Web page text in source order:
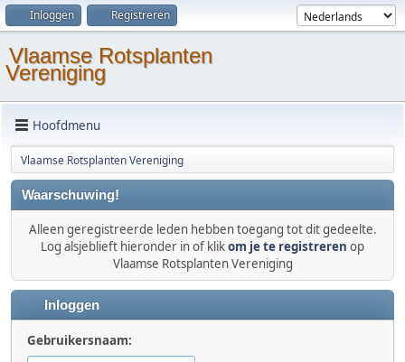
Inloggen Registreren
Vlaamse Rotsplanten
Vereniging
Hoofdmenu
Vlaamse Rotsplanten Vereniging
Waarschuwing!
Alleen geregistreerde leden hebben toegang tot dit gedeelte.
Log alsjeblieft hieronder in of klikom je te registreren op
Vlaamse Rotsplanten Vereniging
Inloggen
Gebruikersnaam: